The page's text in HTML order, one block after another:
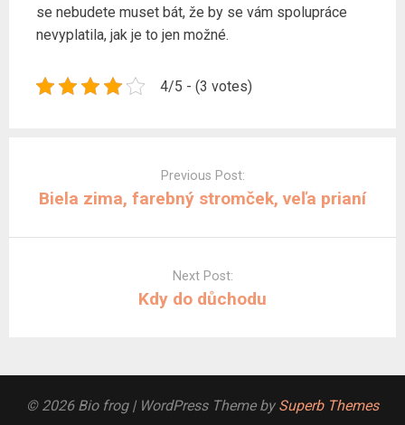
se nebudete muset bát, že by se vám spolupráce
nevyplatila, jak je to jen možné.
4/5 - (3 votes)
Previous Post:
Biela zima, farebný stromček, veľa prianí
Next Post:
Kdy do důchodu
© 2026 Bio frog | WordPress Theme by Superb Themes